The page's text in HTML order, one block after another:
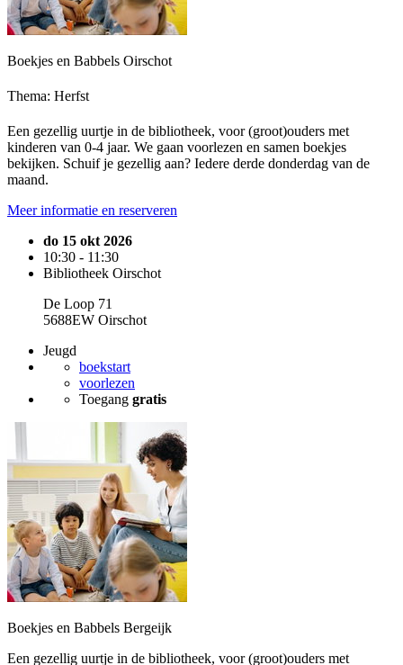
Boekjes en Babbels Oirschot
Thema: Herfst
Een gezellig uurtje in de bibliotheek, voor (groot)ouders met
kinderen van 0-4 jaar. We gaan voorlezen en samen boekjes
bekijken. Schuif je gezellig aan? Iedere derde donderdag van de
maand.
Meer informatie en reserveren
do 15 okt 2026
10:30 - 11:30
Bibliotheek Oirschot
De Loop 71
5688EW Oirschot
Jeugd
boekstart
voorlezen
Toegang gratis
Boekjes en Babbels Bergeijk
Een gezellig uurtje in de bibliotheek, voor (groot)ouders met